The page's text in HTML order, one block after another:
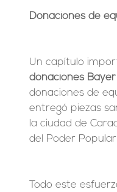
Donaciones de
Un capítulo
donaciones
donaciones de
entregó piezas
la ciudad de
del Poder
Todo este